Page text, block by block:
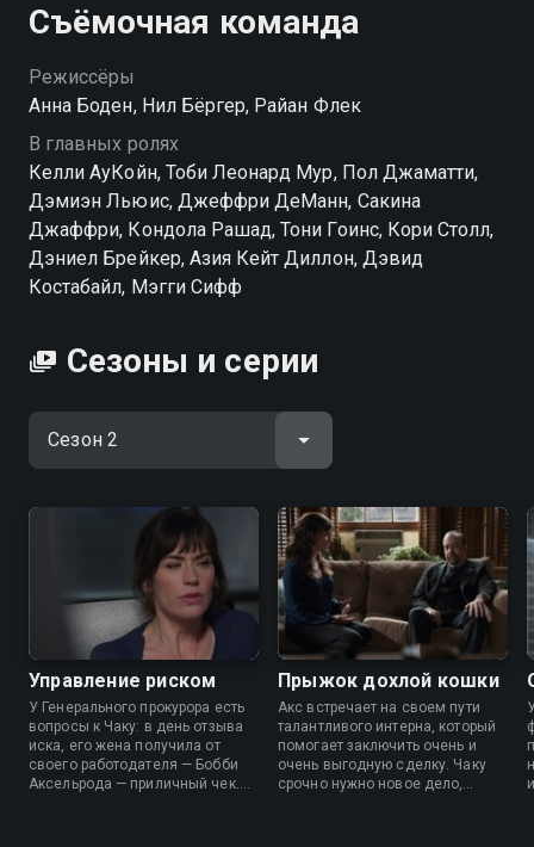
Съёмочная команда
Режиссёры
Анна Боден, Нил Бёргер, Райан Флек
В главных ролях
Келли АуКойн, Тоби Леонард Мур, Пол Джаматти,
Дэмиэн Льюис, Джеффри ДеМанн, Сакина
Джаффри, Кондола Рашад, Тони Гоинс, Кори Столл,
Дэниел Брейкер, Азия Кейт Диллон, Дэвид
Костабайл, Мэгги Сифф
Сезоны и серии
Управление риском
У Генерального прокурора есть
вопросы к Чаку: в день отзыва
иска, его жена получила от
своего работодателя — Бобби
Аксельрода — приличный чек.
Прыжок дохлой кошки
Акс встречает на своем пути
талантливого интерна, который
помогает заключить очень и
очень выгодную сделку. Чаку
срочно нужно новое дело,